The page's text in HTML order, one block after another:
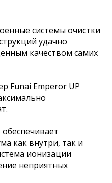
системы очистки
удачно
качеством самих
Funai Emperor UP
как внутри, так и
ионизации
неприятных